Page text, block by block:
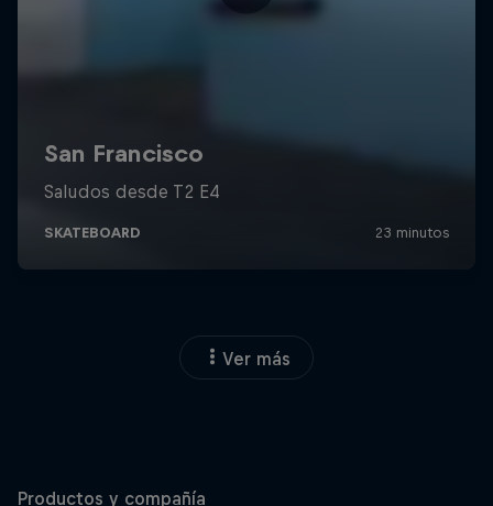
Ver más